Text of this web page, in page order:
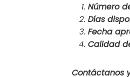
Número
Días
Fecha
Calidad
Contáctanos